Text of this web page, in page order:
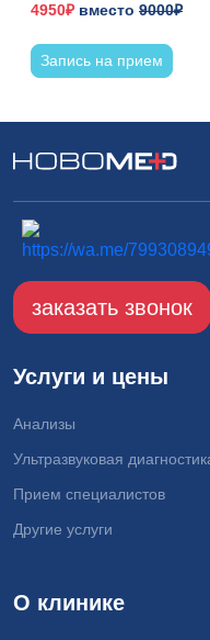
4950₽вместо 9000₽
Запись на прием
заказать звонок
Услуги и цены
Анализы
Ультразвуковая
Прием специалистов
Другие услуги
О клинике